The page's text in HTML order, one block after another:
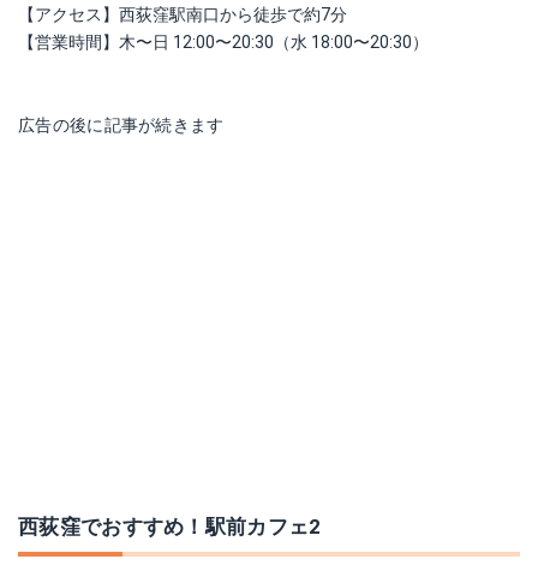
【アクセス】西荻窪駅南口から徒歩で約7分
【営業時間】木〜日 12:00〜20:30（水 18:00〜20:30）
広告の後に記事が続きます
西荻窪でおすすめ！駅前カフェ2